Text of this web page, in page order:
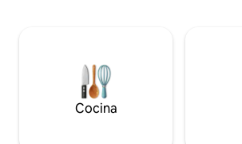
buscan una estadía elegante, tranquila y
bien comunicada
Cocina